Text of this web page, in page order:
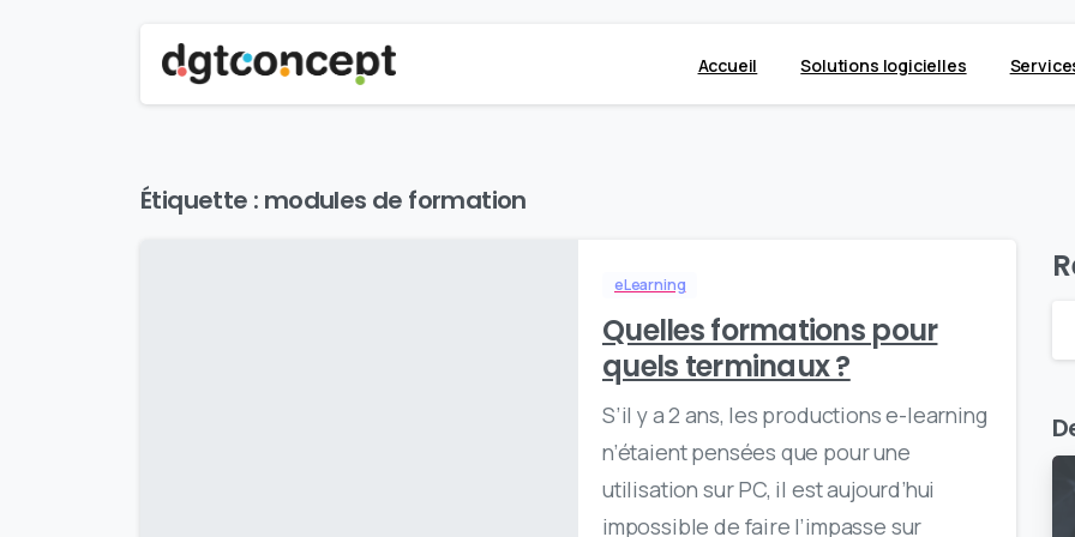
Accueil Solutions logicielles
Étiquette : modules de formation
eLearning
Quelles formations pour
quels terminaux ?
S’il y a 2 ans, les productions e-learning
n’étaient pensées que pour une
utilisation sur PC, il est aujourd’hui
impossible de faire l’impasse sur